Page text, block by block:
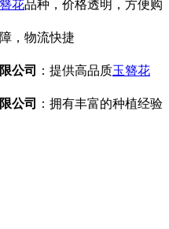
花品种，价格透明，方便购
，物流快捷
公司
：提供高品质玉簪花
公司
：拥有丰富的种植经验